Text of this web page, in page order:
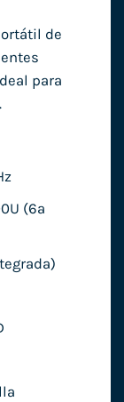
de
para
(6ª